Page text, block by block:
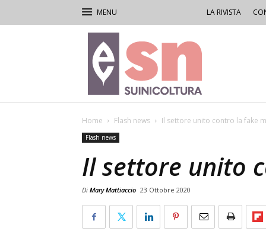
LA RIVISTA
Rivista
di
Suinicoltura
Home Flash news Il settore unito contro la fake
Flash news
Il settore unito
Di Mary Mattiaccio 23 Ottobre 2020